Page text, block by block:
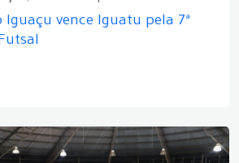
vence Iguatu pela 7ª